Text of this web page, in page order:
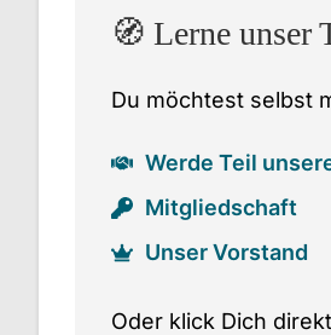
🧭 Lerne unser
Du möchtest selbst
Werde Teil
Mitgliedschaft
Unser Vorstand
Oder klick Dich